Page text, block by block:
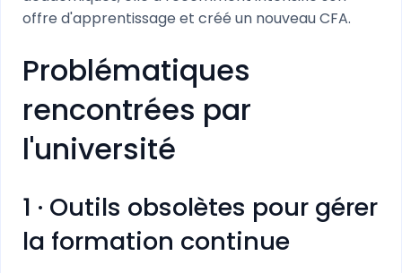
offre d'apprentissage et créé un nouveau CFA.
Problématiques
rencontrées par
l'université
1 · Outils obsolètes pour gérer
la formation continue